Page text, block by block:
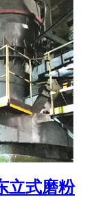
立式磨粉